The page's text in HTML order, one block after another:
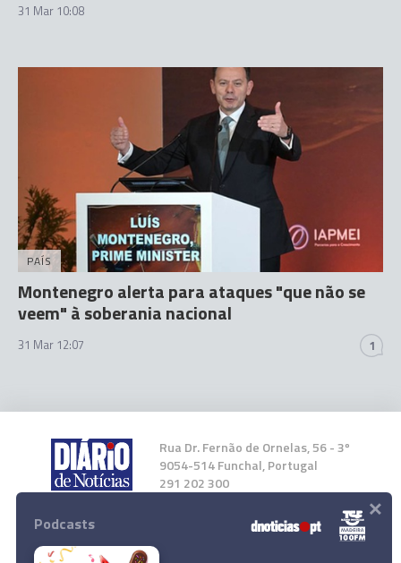
31 Mar 10:08
PAÍS
Montenegro alerta para ataques "que não se
veem" à soberania nacional
31 Mar 12:07 1
Rua Dr. Fernão de Ornelas, 56 - 3º
9054-514 Funchal, Portugal
291 202 300
Instale a nossa App
Podcasts ×